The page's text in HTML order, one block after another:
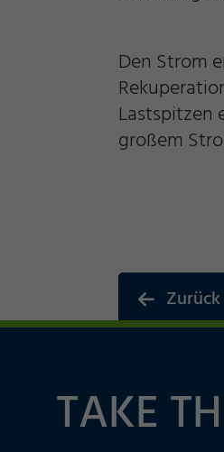
Den Strom
Lastspitzen
großem
TAKE